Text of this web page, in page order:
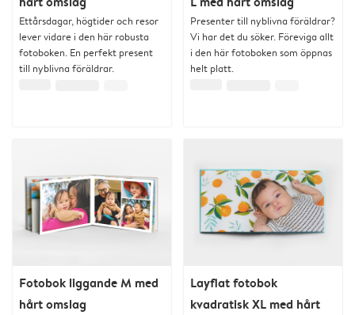
Ettårsdagar, högtider och resor
lever vidare i den här robusta
fotoboken. En perfekt present
till nyblivna föräldrar.
Presenter till nyblivna föräldrar?
Vi har det du söker. Föreviga allt
i den här fotoboken som öppnas
helt platt.
Fotobok liggande M med
hårt omslag
Layflat fotobok
kvadratisk XL med hårt